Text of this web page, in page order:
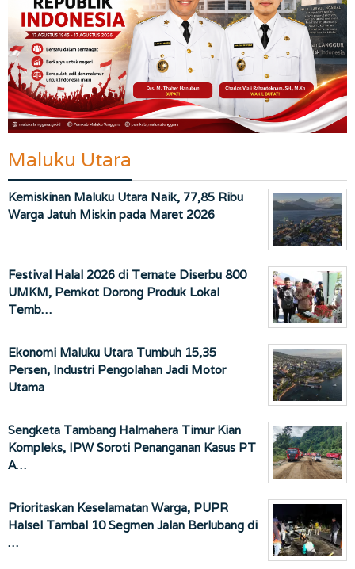
Maluku Utara
Kemiskinan Maluku Utara Naik, 77,85 Ribu
Warga Jatuh Miskin pada Maret 2026
Festival Halal 2026 di Ternate Diserbu 800
UMKM, Pemkot Dorong Produk Lokal
Temb…
Ekonomi Maluku Utara Tumbuh 15,35
Persen, Industri Pengolahan Jadi Motor
Utama
Sengketa Tambang Halmahera Timur Kian
Kompleks, IPW Soroti Penanganan Kasus PT
A…
Prioritaskan Keselamatan Warga, PUPR
Halsel Tambal 10 Segmen Jalan Berlubang di
…